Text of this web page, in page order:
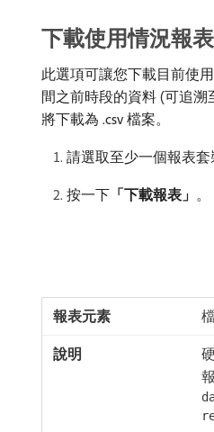
下載使用情況報表
此選項可讓您下載目前使
間之前時段的資料 (可追溯
將下載為 .csv 檔案。
請選取至少一個報表套
按一下​ 「下載報表」 。